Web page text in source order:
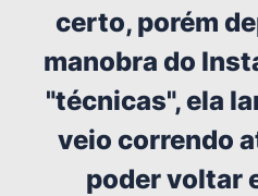
certo, porém
manobra do
"técnicas", ela
veio correndo
poder voltar